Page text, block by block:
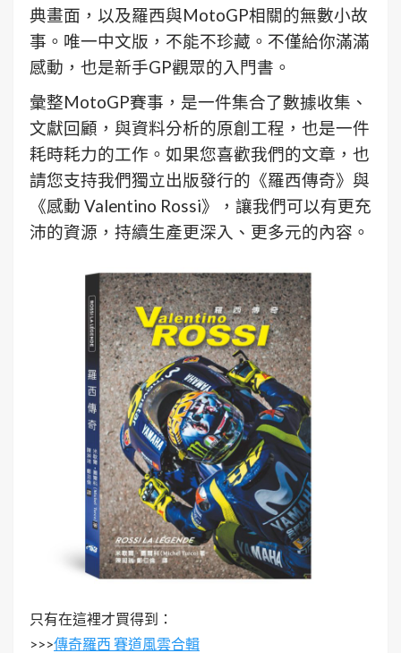
典畫面，以及羅西與MotoGP相關的無數小故
事。唯一中文版，不能不珍藏。不僅給你滿滿
感動，也是新手GP觀眾的入門書。
彙整MotoGP賽事，是一件集合了數據收集、
文獻回顧，與資料分析的原創工程，也是一件
耗時耗力的工作。如果您喜歡我們的文章，也
請您支持我們獨立出版發行的《羅西傳奇》與
《感動 Valentino Rossi》，讓我們可以有更充
沛的資源，持續生產更深入、更多元的內容。
只有在這裡才買得到：
>>>傳奇羅西 賽道風雲合輯